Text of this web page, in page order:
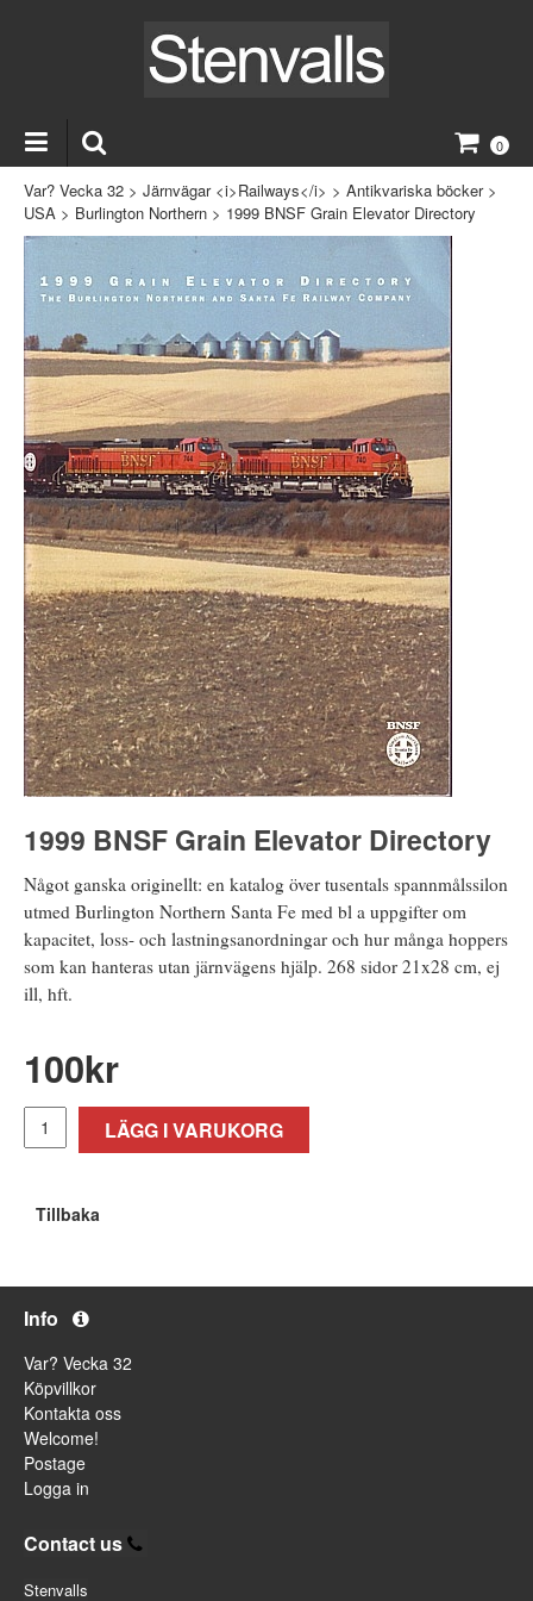
0
Var? Vecka 32 > Järnvägar <i>Railways</i> > Antikvariska böcker>
USA > Burlington Northern > 1999 BNSF Grain Elevator Directory
1999 BNSF Grain Elevator Directory
Något ganska originellt: en katalog över tusentals spannmålssilon
utmed Burlington Northern Santa Fe med bl a uppgifter om
kapacitet, loss- och lastningsanordningar och hur många hoppers
som kan hanteras utan järnvägens hjälp. 268 sidor 21x28 cm, ej
ill, hft.
100kr
LÄGG I VARUKORG
Tillbaka
Info
Var? Vecka 32
Köpvillkor
Kontakta oss
Welcome!
Postage
Logga in
Contact us
Stenvalls